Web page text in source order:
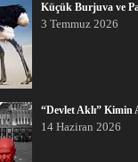
Küçük Burjuva ve
3 Temmuz 2026
“Devlet Aklı” Kimin
14 Haziran 2026